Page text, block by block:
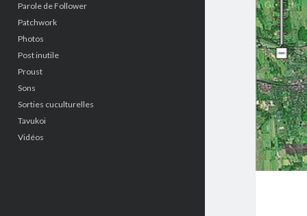
Parole de Follower
Patchwork
Photos
Post inutile
Proust
Sons
Sorties cuculturelles
Tavukoi
Vidéos